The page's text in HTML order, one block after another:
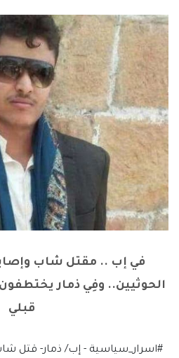
في إب .. مقتل شاب
الحوثيين.. وفِي ذمار
قبلي
#اسرار_سياسية - إب/ ذمار- قتل